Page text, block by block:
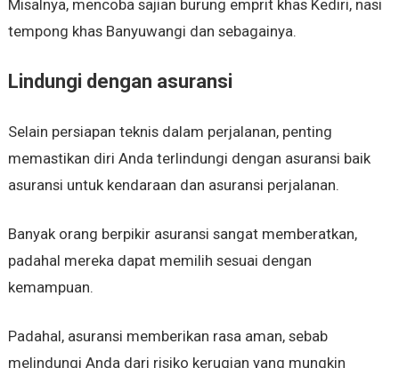
Misalnya, mencoba sajian burung emprit khas Kediri, nasi
tempong khas Banyuwangi dan sebagainya.
Lindungi dengan asuransi
Selain persiapan teknis dalam perjalanan, penting
memastikan diri Anda terlindungi dengan asuransi baik
asuransi untuk kendaraan dan asuransi perjalanan.
Banyak orang berpikir asuransi sangat memberatkan,
padahal mereka dapat memilih sesuai dengan
kemampuan.
Padahal, asuransi memberikan rasa aman, sebab
melindungi Anda dari risiko kerugian yang mungkin